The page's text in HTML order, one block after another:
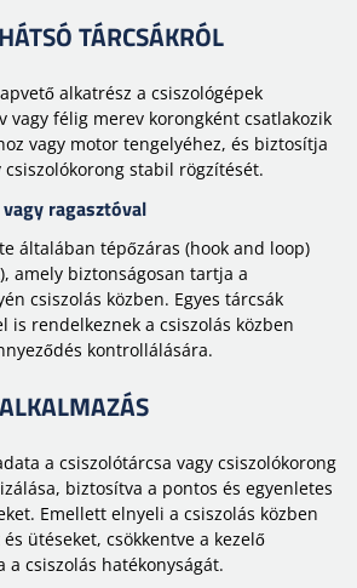
TÁRCSÁKRÓL
alkatrész a csiszológépek
vagy félig merev korongként csatlakozik
vagy motor tengelyéhez, és biztosítja
csiszolókorong stabil rögzítését.
ragasztóval
általában tépőzáras (hook and loop)
amely biztonságosan tartja a
csiszolás közben. Egyes tárcsák
is rendelkeznek a csiszolás közben
kontrollálására.
a csiszolótárcsa vagy csiszolókorong
biztosítva a pontos és egyenletes
Emellett elnyeli a csiszolás közben
ütéseket, csökkentve a kezelő
a csiszolás hatékonyságát.